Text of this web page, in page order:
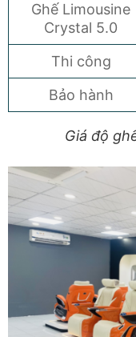
Ghế Limousine
Crystal 5.0
Thi công
Bảo hành
Giá độ